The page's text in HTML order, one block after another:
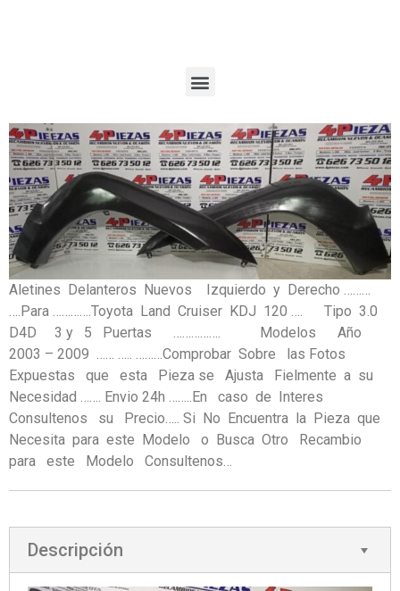
Aletines Delanteros Nuevos Izquierdo y Derecho ………
….Para ………….Toyota Land Cruiser KDJ 120 …. Tipo 3.0
D4D 3 y 5 Puertas ……………. Modelos Año
2003 – 2009 …… ….. ………Comprobar Sobre las Fotos
Expuestas que esta Pieza se Ajusta Fielmente a su
Necesidad ……. Envio 24h ……..En caso de Interes
Consultenos su Precio….. Si No Encuentra la Pieza que
Necesita para este Modelo o Busca Otro Recambio
para este Modelo Consultenos…
Descripción